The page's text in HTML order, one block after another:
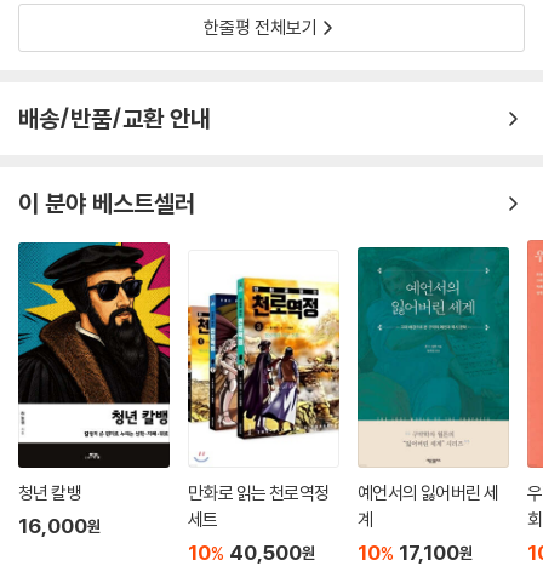
나는 오후에 집을 나선 후 일어난 일에 대해 돌이켜 보았다. 내 예상과는 아
할지, 광신에 빠져 있지는 않을지 걱정이 많았었다. 그러나 만찬 중은 물론
다. 그러나 그들의 모임은 종교적 관점에서는 부적합한 부분이 꽤 많았고,
리스가의 초청을 받아들여 다음 주 모임에 갈지는 아직 모르겠다. 뭐라 말
하기 힘들다. 확신이 없다. 하지만 어쩐지 응할 것 같다는 예감이 든다.
---「밤길을 나서며」중에서
한줄평 전체보기
배송/반품/교환 안내
이 분야 베스트셀러
청년 칼뱅
16,000원
만화로 읽는 천로역정
세트
10% 40,500원
예언서의 잃어버린 세
계
10% 17,100원
회